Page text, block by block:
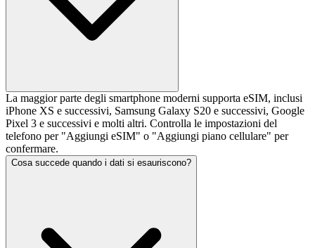
La maggior parte degli smartphone moderni supporta eSIM, inclusi
iPhone XS e successivi, Samsung Galaxy S20 e successivi, Google
Pixel 3 e successivi e molti altri. Controlla le impostazioni del
telefono per "Aggiungi eSIM" o "Aggiungi piano cellulare" per
confermare.
Cosa succede quando i dati si esauriscono?